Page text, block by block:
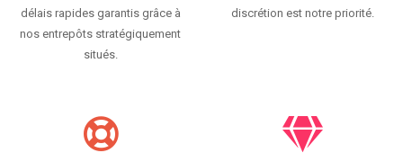
délais rapides garantis grâce à
nos entrepôts stratégiquement
situés.
discrétion est notre priorité.